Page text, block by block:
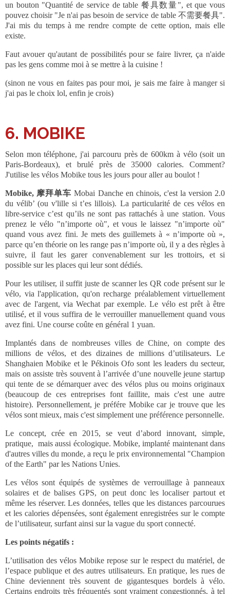
un bouton "Quantité de service de table 餐具数量", et que vous
pouvez choisir "Je n'ai pas besoin de service de table 不需要餐具".
J'ai mis du temps à me rendre compte de cette option, mais elle
existe.
Faut avouer qu'autant de possibilités pour se faire livrer, ça n'aide
pas les gens comme moi à se mettre à la cuisine !
(sinon ne vous en faites pas pour moi, je sais me faire à manger si
j'ai pas le choix lol, enfin je crois)
6. MOBIKE
Selon mon téléphone, j'ai parcouru près de 600km à vélo (soit un
Paris-Bordeaux), et brulé près de 35000 calories. Comment?
J'utilise les vélos Mobike tous les jours pour aller au boulot !
Mobike, 摩拜单车 Mobai Danche en chinois, c'est la version 2.0
du vélib’ (ou v'lille si t’es lillois). La particularité de ces vélos en
libre-service c’est qu’ils ne sont pas rattachés à une station. Vous
prenez le vélo "n’importe où", et vous le laissez "n’importe où"
quand vous avez fini. Je mets des guillemets à « n’importe où »,
parce qu’en théorie on les range pas n’importe où, il y a des règles à
suivre, il faut les garer convenablement sur les trottoirs, et si
possible sur les places qui leur sont dédiés.
Pour les utiliser, il suffit juste de scanner les QR code présent sur le
vélo, via l'application, qu'on recharge préalablement virtuellement
avec de l'argent, via Wechat par exemple. Le vélo est prêt à être
utilisé, et il vous suffira de le verrouiller manuellement quand vous
avez fini. Une course coûte en général 1 yuan.
Implantés dans de nombreuses villes de Chine, on compte des
millions de vélos, et des dizaines de millions d’utilisateurs. Le
Shanghaien Mobike et le Pékinois Ofo sont les leaders du secteur,
mais on assiste très souvent à l’arrivée d’une nouvelle jeune startup
qui tente de se démarquer avec des vélos plus ou moins originaux
(beaucoup de ces entreprises font faillite, mais c'est une autre
histoire). Personnellement, je préfére Mobike car je trouve que les
vélos sont mieux, mais c'est simplement une préférence personnelle.
Le concept, crée en 2015, se veut d’abord innovant, simple,
pratique, mais aussi écologique. Mobike, implanté maintenant dans
d'autres villes du monde, a reçu le prix environnemental "Champion
of the Earth" par les Nations Unies.
Les vélos sont équipés de systèmes de verrouillage à panneaux
solaires et de balises GPS, on peut donc les localiser partout et
même les réserver. Les données, telles que les distances parcourues
et les calories dépensées, sont également enregistrées sur le compte
de l’utilisateur, surfant ainsi sur la vague du sport connecté.
Les points négatifs :
L’utilisation des vélos Mobike repose sur le respect du matériel, de
l’espace publique et des autres utilisateurs. En pratique, les rues de
Chine deviennent très souvent de gigantesques bordels à vélo.
Certains endroits très fréquentés sont vraiment congestionnés, à tel